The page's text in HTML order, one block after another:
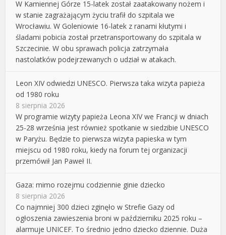
W Kamiennej Górze 15-latek został zaatakowany nożem i
w stanie zagrażającym życiu trafił do szpitala we
Wrocławiu. W Goleniowie 16-latek z ranami kłutymi i
śladami pobicia został przetransportowany do szpitala w
Szczecinie. W obu sprawach policja zatrzymała
nastolatków podejrzewanych o udział w atakach.
Leon XIV odwiedzi UNESCO. Pierwsza taka wizyta papieża
od 1980 roku
8 sierpnia 2026
W programie wizyty papieża Leona XIV we Francji w dniach
25-28 września jest również spotkanie w siedzibie UNESCO
w Paryżu. Będzie to pierwsza wizyta papieska w tym
miejscu od 1980 roku, kiedy na forum tej organizacji
przemówił Jan Paweł II.
Gaza: mimo rozejmu codziennie ginie dziecko
8 sierpnia 2026
Co najmniej 300 dzieci zginęło w Strefie Gazy od
ogłoszenia zawieszenia broni w październiku 2025 roku –
alarmuje UNICEF. To średnio jedno dziecko dziennie. Duża